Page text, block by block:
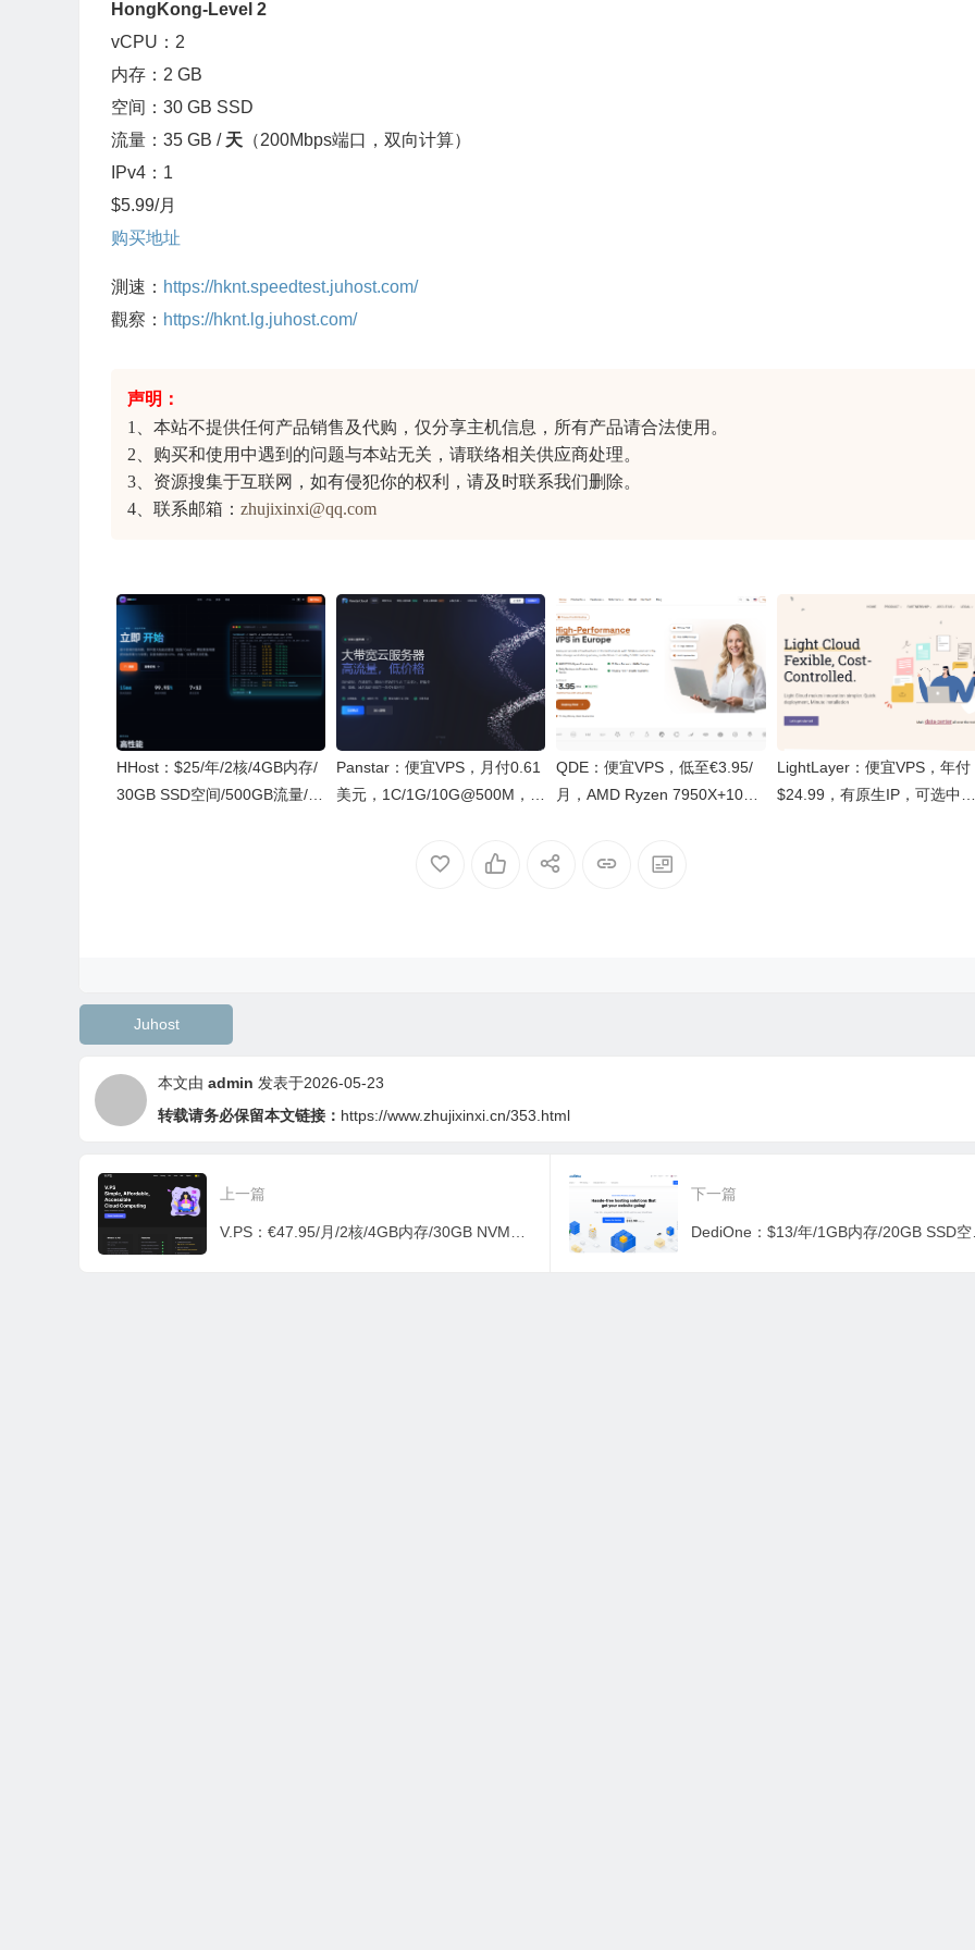
HongKong-Level 2
vCPU：2
内存：2 GB
空间：30 GB SSD
流量：35 GB / 天 （200Mbps端口，双向计算）
IPv4：1
$5.99/月
购买地址
測速： https://hknt.speedtest.juhost.com/
觀察： https://hknt.lg.juhost.com/
声明：
1、本站不提供任何产品销售及代购，仅分享主机信息 ，所有产品请合法使用。
2、购买和使用中遇到的问题与本站无关，请联络相关供应商处理。
3、资源搜集于互联网，如有侵犯你的权利，请及时联系我们删除。
4、联系邮箱： zhujixinxi@qq.com
HHost：$25/年/2核/4GB内存/
30GB SSD空间/500GB流量/20
Panstar：便宜VPS，月付0.61
美元，1C/1G/10G@500M，5
QDE：便宜VPS，低至€3.95/
月，AMD Ryzen 7950X+10Gb
LightLayer：便宜VPS，年付
$24.99，有原生IP，可选中国
Juhost
本文由 admin 发表于2026-05-23
转载请务必保留本文链接： https://www.zhujixinxi.cn/353.html
上一篇 下一篇